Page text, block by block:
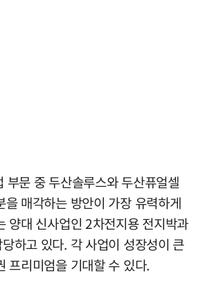
부문 중 두산솔루스와 두산퓨얼셀
을 매각하는 방안이 가장 유력하게
양대 신사업인 2차전지용 전지박과
하고 있다. 각 사업이 성장성이 큰
프리미엄을 기대할 수 있다.